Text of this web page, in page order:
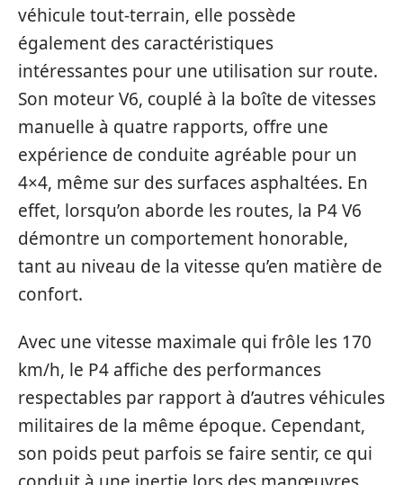
véhicule tout-terrain, elle possède
également des caractéristiques
intéressantes pour une utilisation sur route.
Son moteur V6, couplé à la boîte de vitesses
manuelle à quatre rapports, offre une
expérience de conduite agréable pour un
4×4, même sur des surfaces asphaltées. En
effet, lorsqu’on aborde les routes, la P4 V6
démontre un comportement honorable,
tant au niveau de la vitesse qu’en matière de
confort.
Avec une vitesse maximale qui frôle les 170
km/h, le P4 affiche des performances
respectables par rapport à d’autres véhicules
militaires de la même époque. Cependant,
son poids peut parfois se faire sentir, ce qui